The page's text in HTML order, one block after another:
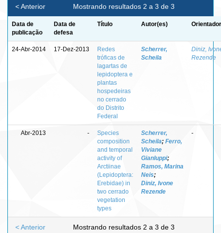
Mostrando resultados 2 a 3 de 3
< Anterior
Data de
publicação
Data de
defesa
Título Autor(es)
24-Abr-2014 17-Dez-2013
Redes
tróficas de
lagartas de
lepidoptera e
plantas
hospedeiras
no cerrado
do Distrito
Federal
Scherrer,
Scheila
Diniz,
Rezende
Abr-2013 -
Species
composition
and temporal
activity of
Arctiinae
(Lepidoptera:
Erebidae) in
two cerrado
vegetation
types
Scherrer,
Scheila; Ferro,
Viviane
Gianluppi;
Ramos, Marina
Neis;
Diniz, Ivone
Rezende
-
Mostrando resultados 2 a 3 de 3
< Anterior